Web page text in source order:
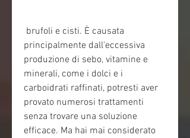
principalmente dall'eccessiva
produzione di sebo, vitamine e
minerali, come i dolci e i
carboidrati raffinati, potresti aver
provato numerosi trattamenti
senza trovare una soluzione
efficace. Ma hai mai considerato